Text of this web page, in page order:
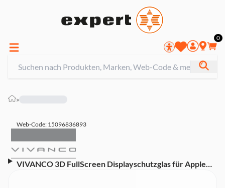
0
»
Web-Code: 15096836893
VIVANCO 3D FullScreen Displayschutzglas für Apple